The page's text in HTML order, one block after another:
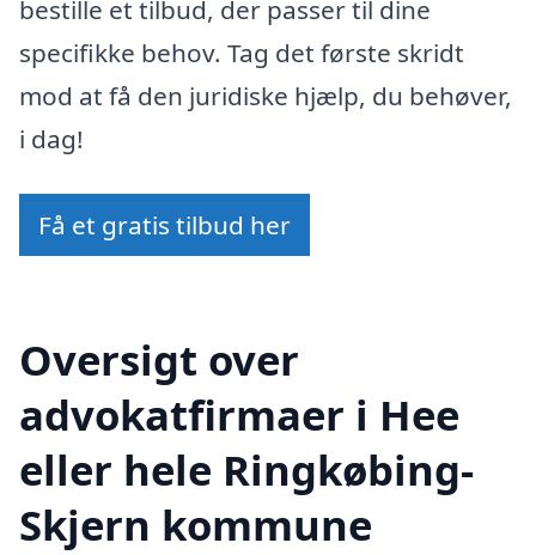
bestille et tilbud, der passer til dine
specifikke behov. Tag det første skridt
mod at få den juridiske hjælp, du behøver,
i dag!
Få et gratis tilbud her
Oversigt over
advokatfirmaer i Hee
eller hele Ringkøbing-
Skjern kommune